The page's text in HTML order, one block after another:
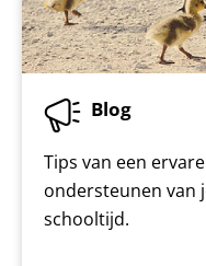
Blog
Tips van een
ondersteunen van
schooltijd.